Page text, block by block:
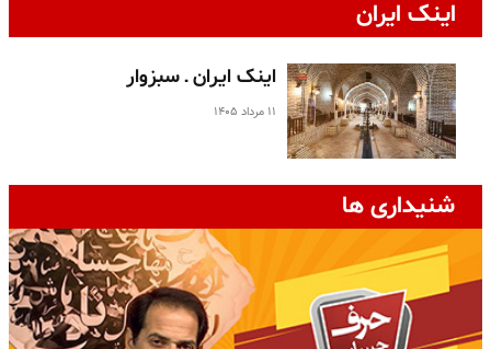
اینک ایران
اینک ایران ـ سبزوار
۱۱ مرداد ۱۴۰۵
شنیداری ها